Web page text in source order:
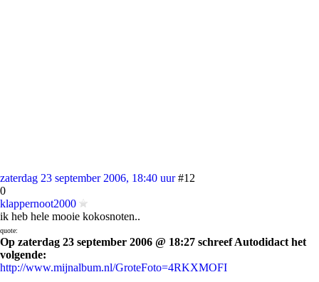
zaterdag 23 september 2006, 18:40 uur #12
0
klappernoot2000
ik heb hele mooie kokosnoten..
quote:
Op zaterdag 23 september 2006 @ 18:27 schreef Autodidact het
volgende:
http://www.mijnalbum.nl/GroteFoto=4RKXMOFI